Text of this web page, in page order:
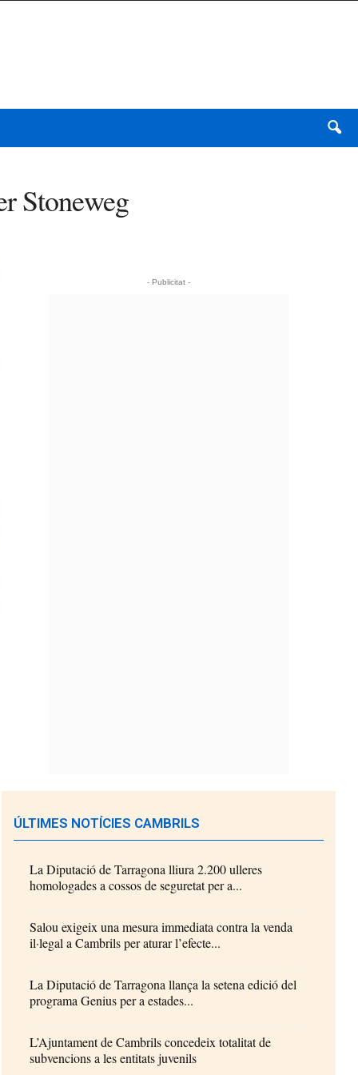
Stoneweg
- Publicitat -
ÚLTIMES NOTÍCIES CAMBRILS
La Diputació de Tarragona lliura 2.200 ulleres
homologades a cossos de seguretat per a...
Salou exigeix una mesura immediata contra la venda
il·legal a Cambrils per aturar l’efecte...
La Diputació de Tarragona llança la setena edició del
programa Genius per a estades...
L’Ajuntament de Cambrils concedeix totalitat de
subvencions a les entitats juvenils